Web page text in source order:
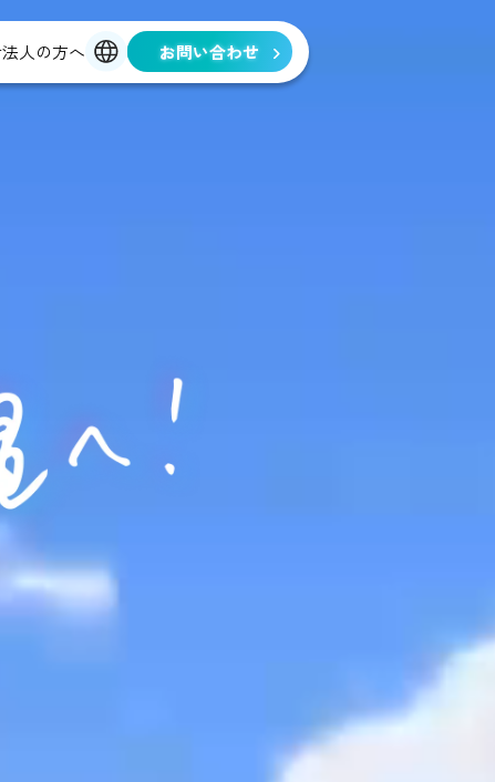
法人の方へ お問い合わせ